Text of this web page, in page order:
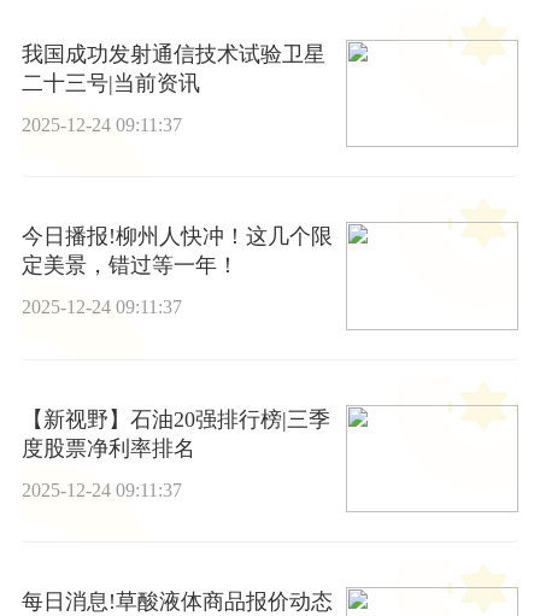
我国成功发射通信技术试验卫星
二十三号|当前资讯
2025-12-24 09:11:37
今日播报!柳州人快冲！这几个限
定美景，错过等一年！
2025-12-24 09:11:37
【新视野】石油20强排行榜|三季
度股票净利率排名
2025-12-24 09:11:37
每日消息!草酸液体商品报价动态